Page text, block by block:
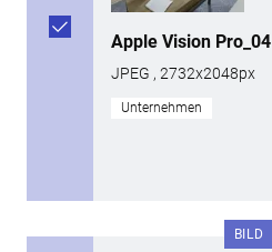
Apple Vision Pro_04
JPEG , 2732x2048px
Unternehmen
BILD